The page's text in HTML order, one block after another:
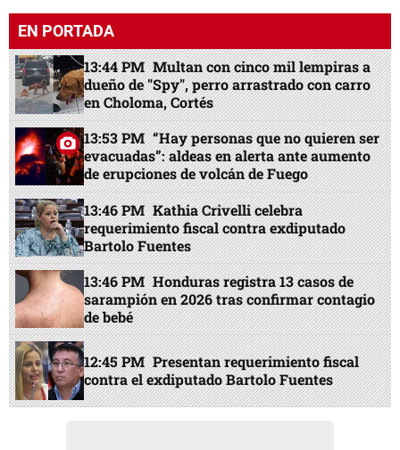
EN PORTADA
13:44 PM Multan con cinco mil lempiras a
dueño de "Spy", perro arrastrado con carro
en Choloma, Cortés
13:53 PM “Hay personas que no quieren ser
evacuadas”: aldeas en alerta ante aumento
de erupciones de volcán de Fuego
13:46 PM Kathia Crivelli celebra
requerimiento fiscal contra exdiputado
Bartolo Fuentes
13:46 PM Honduras registra 13 casos de
sarampión en 2026 tras confirmar contagio
de bebé
12:45 PM Presentan requerimiento fiscal
contra el exdiputado Bartolo Fuentes